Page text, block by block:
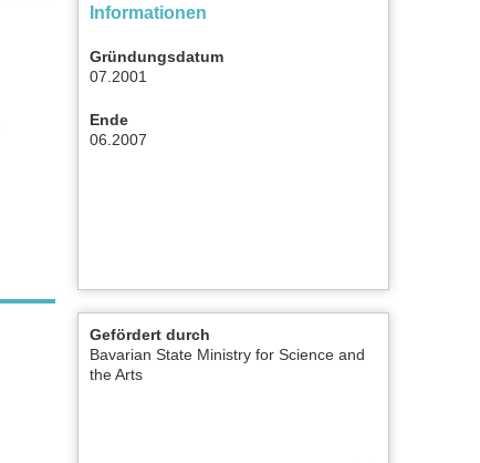
Informationen
Gründungsdatum
07.2001
Ende
06.2007
Gefördert durch
Bavarian State Ministry for Science and
the Arts